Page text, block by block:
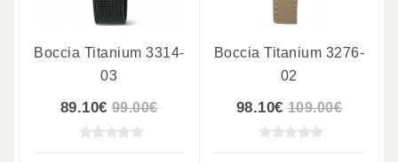
Boccia Titanium 3314-
03
89.10€ 99.00€
Boccia Titanium 3276-
02
98.10€ 109.00€